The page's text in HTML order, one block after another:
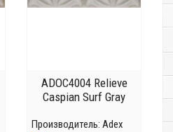
ADOC4004 Relieve
Caspian Surf Gray
Производитель: Adex